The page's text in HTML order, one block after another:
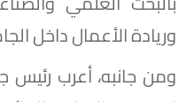
وريادة الأعمال داخل
ومن جانبه، أعرب